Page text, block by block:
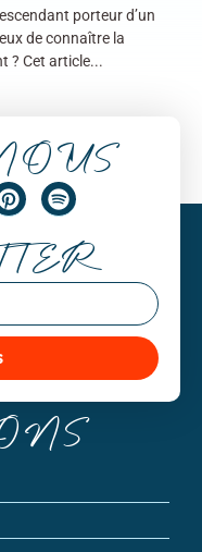
porteur d’un
de connaître la
? Cet article